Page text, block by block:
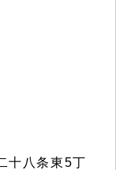
十八条東5丁